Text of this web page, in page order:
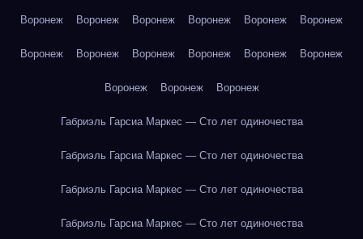
Воронеж Воронеж Воронеж Воронеж Воронеж Воронеж
Воронеж Воронеж Воронеж Воронеж Воронеж Воронеж
Воронеж Воронеж Воронеж
Габриэль Гарсиа Маркес — Сто лет одиночества
Габриэль Гарсиа Маркес — Сто лет одиночества
Габриэль Гарсиа Маркес — Сто лет одиночества
Габриэль Гарсиа Маркес — Сто лет одиночества